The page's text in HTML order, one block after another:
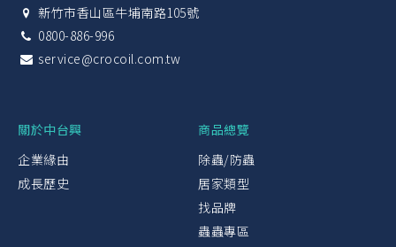
新竹市香山區牛埔南路105號
0800-886-996
service@crocoil.com.tw
關於中台興
企業緣由
成長歷史
商品總覽
除蟲/防蟲
居家類型
找品牌
蟲蟲專區